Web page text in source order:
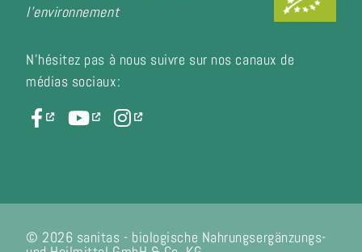
l'environnement
N'hésitez pas à nous suivre sur nos canaux de
médias sociaux:
© 2026 sanitas - biologische Nahrungsergänzungs-